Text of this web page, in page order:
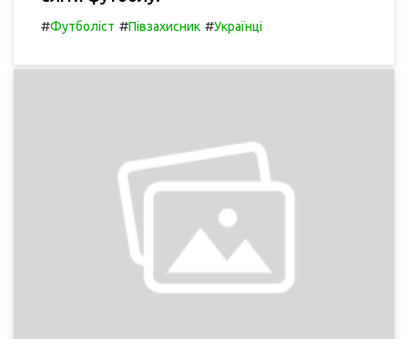
#Футболіст #Півзахисник #Українці